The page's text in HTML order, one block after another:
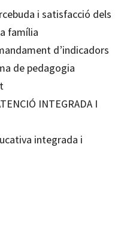
i satisfacció dels
família
d’indicadors
de pedagogia
INTEGRADA I
integrada i